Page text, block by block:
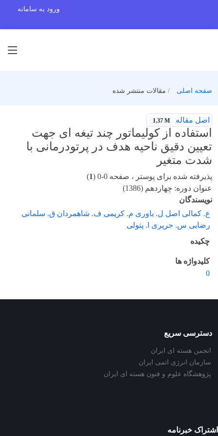
ورود به سامانه
صفحه اصلی مقالات منتشر شده
اصل مقاله 1.37 M
استفاده از کولیماتور چند تیغه ای جهت
تعیین دقیق ناحیه هدف در پرتودرمانی با
شدت متغیر
پذیرفته شده برای پوستر ، صفحه 0-0 ( 1
)
عنوان دوره: چهاردهم (1386)
نویسندگان
ع. کمالی اصل ل. باوری م. کریمی ف. شاهمردان ق. سلمانی
رضایی س. حریری ا. پتولی
چکیده
کلیدواژه ها
0
دسترسی سریع
انجمن هسته ای ایران
سازمان انرژی اتمی ایران
پژوهشگاه علوم و فنون هسته ای ایران
اشتراک خبرنامه